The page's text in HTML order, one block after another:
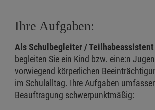
Ihre Aufgaben:
Als Schulbegleiter /
begleiten Sie ein Kind bzw. eine:n
vorwiegend körperlichen
im Schulalltag. Ihre Aufgaben
Beauftragung schwerpunktmäßig: